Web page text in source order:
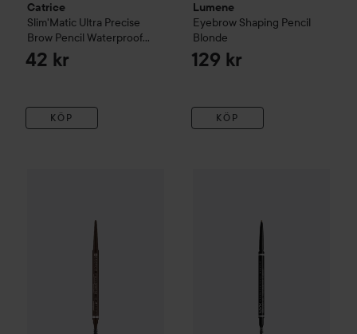
Catrice
Slim'Matic Ultra Precise
Brow Pencil Waterproof
040
42 kr
KÖP
Lumene
Eyebrow Shaping Pencil
Blonde
129 kr
KÖP